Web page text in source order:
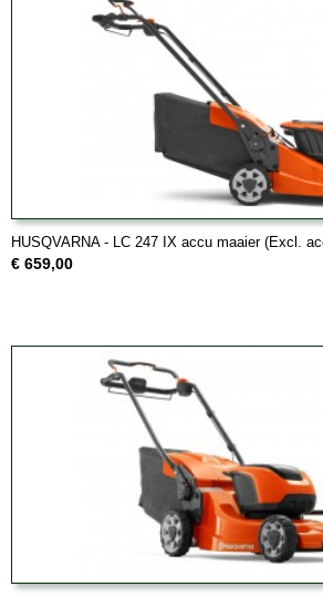
HUSQVARNA - LC 247 IX accu maaier (Excl.
€ 659,00